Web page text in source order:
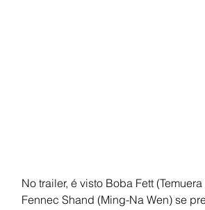
No trailer, é visto Boba Fett
Fennec Shand (Ming-Na Wen) se